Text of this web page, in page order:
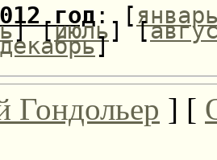
год : [
] [июль] [
декабрь]
Гондольер ] [